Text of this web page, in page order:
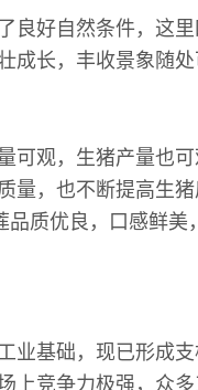
好自然条件，这里
成长，丰收景象随
观，生猪产量也可
量，也不断提高生
质优良，口感鲜美
业基础，现已形成
上竞争力极强，众